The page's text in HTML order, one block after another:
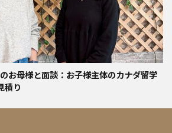
お母様と面談：お子様主体のカナダ留学
積り